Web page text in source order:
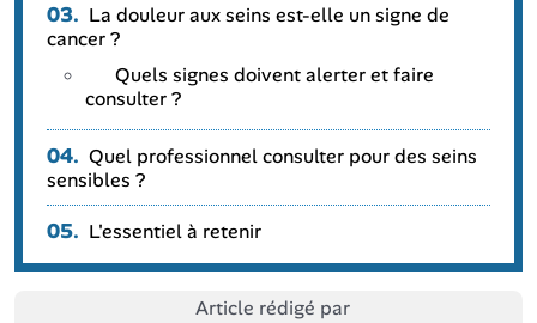
03. La douleur aux seins est-elle un signe de
cancer ?
Quels signes doivent alerter et faire
consulter ?
04. Quel professionnel consulter pour des seins
sensibles ?
05. L'essentiel à retenir
Article rédigé par